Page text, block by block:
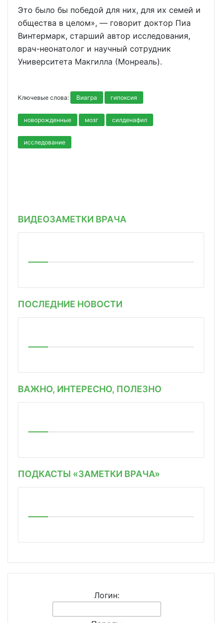
Это было бы победой для них, для их семей и
общества в целом», — говорит доктор Пиа
Винтермарк, старший автор исследования,
врач-неонатолог и научный сотрудник
Университета Макгилла (Монреаль).
Ключевые слова: Виагра гипоксия
новорожденные мозг силденафил
исследование
ВИДЕОЗАМЕТКИ ВРАЧА
ПОСЛЕДНИЕ НОВОСТИ
ВАЖНО, ИНТЕРЕСНО, ПОЛЕЗНО
ПОДКАСТЫ «ЗАМЕТКИ ВРАЧА»
Логин: